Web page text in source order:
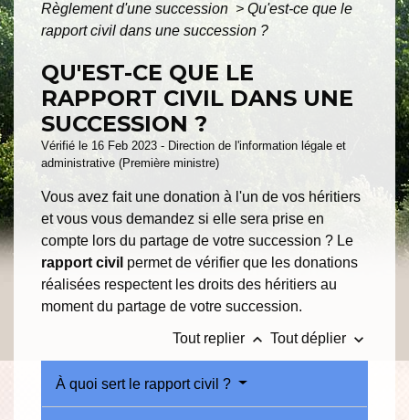
Règlement d'une succession > Qu'est-ce que le
rapport civil dans une succession ?
QU'EST-CE QUE LE
RAPPORT CIVIL DANS UNE
SUCCESSION ?
Vérifié le 16 Feb 2023 - Direction de l'information légale et
administrative (Première ministre)
Vous avez fait une donation à l'un de vos héritiers
et vous vous demandez si elle sera prise en
compte lors du partage de votre succession ? Le
rapport civil permet de vérifier que les donations
réalisées respectent les droits des héritiers au
moment du partage de votre succession.
Tout replier keyboard_arrow_up Tout déplier keyboard_arrow_down
À quoi sert le rapport civil ?